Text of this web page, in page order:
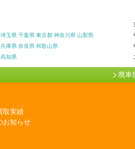
埼玉県 千葉県 東京都 神奈川県 山梨県
兵庫県 奈良県 和歌山県
高知県
廃車
取実績
お知らせ